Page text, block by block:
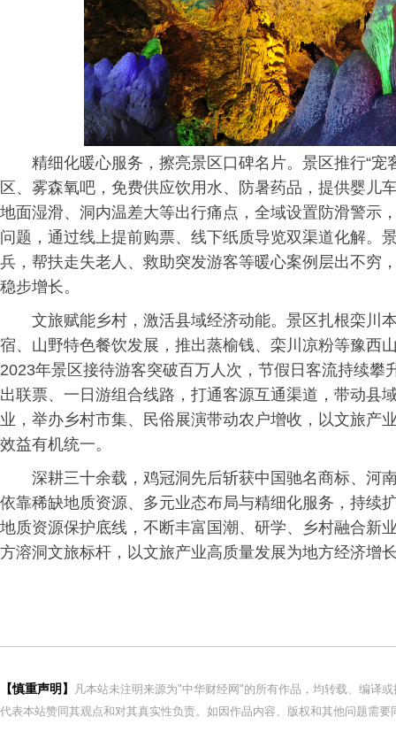
精细化暖心服务，擦亮景区口碑名片。景区推行“
区、雾森氧吧，免费供应饮用水、防暑药品，提供婴儿
地面湿滑、洞内温差大等出行痛点，全域设置防滑警示
问题，通过线上提前购票、线下纸质导览双渠道化解。
兵，帮扶走失老人、救助突发游客等暖心案例层出不穷
稳步增长。
文旅赋能乡村，激活县域经济动能。景区扎根栾川
宿、山野特色餐饮发展，推出蒸榆钱、栾川凉粉等豫西
2023年景区接待游客突破百万人次，节假日客流持续
出联票、一日游组合线路，打通客源互通渠道，带动县
业，举办乡村市集、民俗展演带动农户增收，以文旅产
效益有机统一。
深耕三十余载，鸡冠洞先后斩获中国驰名商标、河
依靠稀缺地质资源、多元业态布局与精细化服务，持续
地质资源保护底线，不断丰富国潮、研学、乡村融合新
方溶洞文旅标杆，以文旅产业高质量发展为地方经济增
【慎重声明】
凡本站未注明来源为"中华财经网"的所有作品，均转载、编译
代表本站赞同其观点和对其真实性负责。如因作品内容、版权和其他问题需